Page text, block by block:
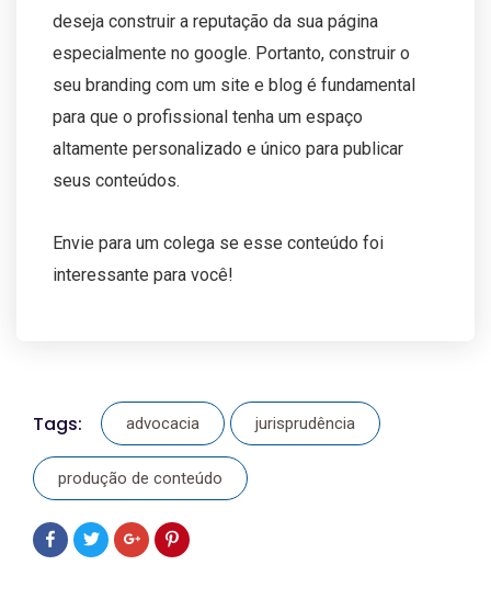
deseja construir a reputação da sua página
especialmente no google. Portanto, construir o
seu branding com um site e blog é fundamental
para que o profissional tenha um espaço
altamente personalizado e único para publicar
seus conteúdos.
Envie para um colega se esse conteúdo foi
interessante para você!
Tags: advocacia jurisprudência
produção de conteúdo